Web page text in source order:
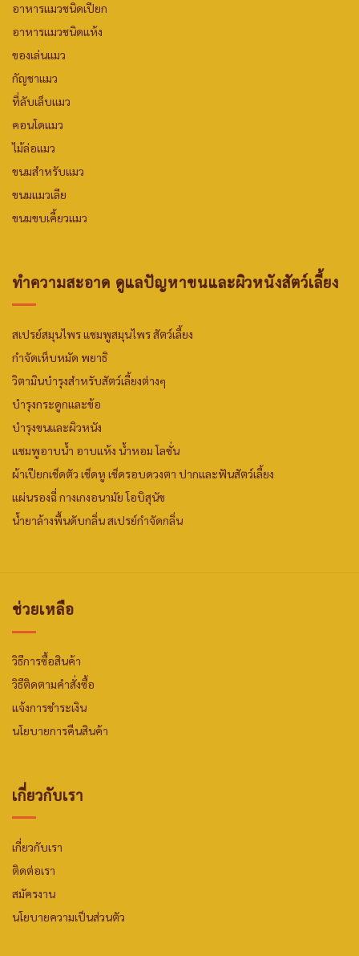
อาหารแมวชนิดเปียก
อาหารแมวชนิดแห้ง
ของเล่นแมว
กัญชาแมว
ที่ลับเล็บแมว
คอนโดแมว
ไม้ล่อแมว
ขนมสำหรับแมว
ขนมแมวเลีย
ขนมขบเคี้ยวแมว
ทำความสะอาด ดูแลปัญหาขนและผิวหนังสัตว์เลี้ยง
สเปรย์สมุนไพรแชมพูสมุนไพร สัตว์เลี้ยง
กำจัดเห็บหมัด พยาธิ
วิตามินบำรุงสำหรับสัตว์เลี้ยงต่างๆ
บำรุงกระดูกและข้อ
บำรุงขนและผิวหนัง
แชมพูอาบน้ำ อาบแห้ง น้ำหอม โลชั่น
ผ้าเปียกเช็ดตัว เช็ดหู เช็ดรอบดวงตา ปากและฟันสัตว์เลี้ยง
แผ่นรองฉี่กางเกงอนามัย โอบิสุนัข
น้ำยาล้างพื้นดับกลิ่นสเปรย์กำจัดกลิ่น
ช่วยเหลือ
วิธีการซื้อสินค้า
วิธีติดตามคำสั่งซื้อ
แจ้งการชำระเงิน
นโยบายการคืนสินค้า
เกี่ยวกับเรา
เกี่ยวกับเรา
ติดต่อเรา
สมัครงาน
นโยบายความเป็นส่วนตัว